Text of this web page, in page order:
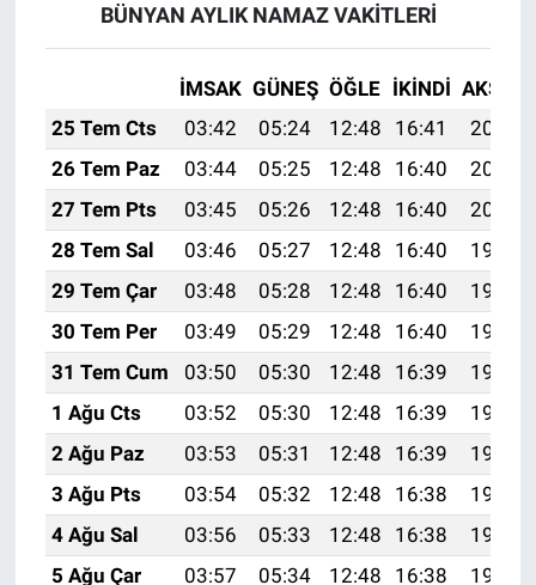
BÜNYAN AYLIK NAMAZ VAKITLERI
İMSAK GÜNEŞ ÖĞLE İKINDI AKŞAM
25 Tem Cts
03:42 05:24 12:48 16:41
20:02
26 Tem Paz
03:44 05:25 12:48 16:40
20:01
27 Tem Pts
03:45 05:26 12:48 16:40
20:00
28 Tem Sal
03:46 05:27 12:48 16:40
19:59
29 Tem Çar
03:48 05:28 12:48 16:40
19:58
30 Tem Per
03:49 05:29 12:48 16:40
19:57
31 Tem Cum
03:50 05:30 12:48 16:39
19:57
1 Ağu Cts
03:52 05:30 12:48 16:39
19:56
2 Ağu Paz
03:53 05:31 12:48 16:39
19:55
3 Ağu Pts
03:54 05:32 12:48 16:38
19:54
4 Ağu Sal
03:56 05:33 12:48 16:38
19:52
5 Ağu Çar
03:57 05:34 12:48 16:38
19:51